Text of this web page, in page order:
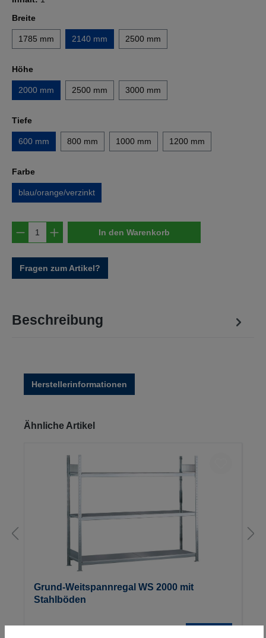
Breiteauswählen
1785 mm 2140 mm 2500 mm
Höheauswählen
2000 mm 2500 mm 3000 mm
Tiefeauswählen
600 mm 800 mm 1000 mm 1200 mm
Farbeauswählen
blau/orange/verzinkt
Produkt Anzahl: Gib den gewünschten
In den Warenkorb
Fragen zum Artikel?
Beschreibung
Herstellerinformationen
Produktgalerie überspringen
Ähnliche Artikel
Grund-Weitspannregal WS 2000 mit
Stahlböden